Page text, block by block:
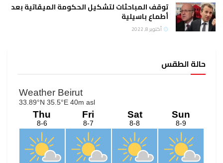
توقف المباحثات لتشكيل الحكومة الميقاتية بعد
أطماع باسيلية
أكتوبر 8, 2022
حالة الطقس